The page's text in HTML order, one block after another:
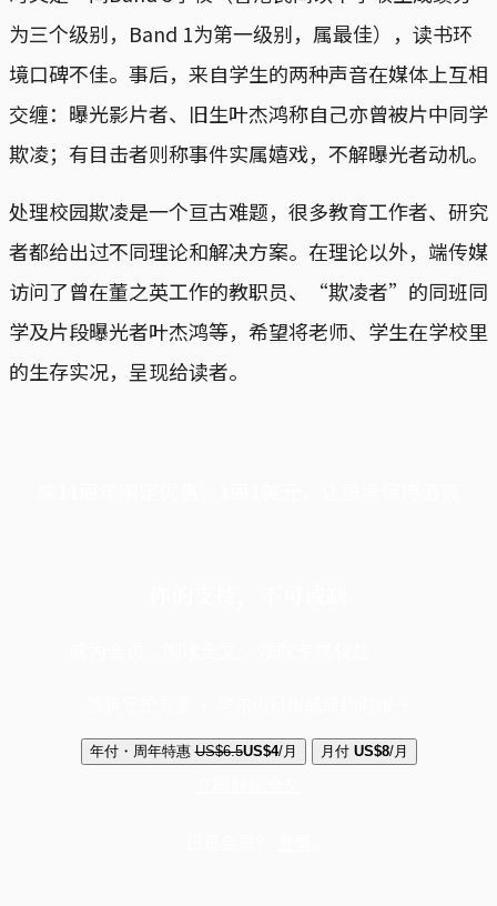
为三个级别，Band 1为第一级别，属最佳），读书环
境口碑不佳。事后，来自学生的两种声音在媒体上互相
交缠：曝光影片者、旧生叶杰鸿称自己亦曾被片中同学
欺凌；有目击者则称事件实属嬉戏，不解曝光者动机。
处理校园欺凌是一个亘古难题，很多教育工作者、研究
者都给出过不同理论和解决方案。在理论以外，端传媒
访问了曾在董之英工作的教职员、“欺凌者”的同班同
学及片段曝光者叶杰鸿等，希望将老师、学生在学校里
的生存实况，呈现给读者。
年付・周年特惠 US$6.5US$4/月 月付 US$8/月